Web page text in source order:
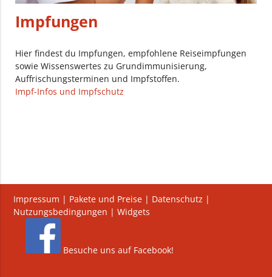
Impfungen
Hier findest du Impfungen, empfohlene Reiseimpfungen
sowie Wissenswertes zu Grundimmunisierung,
Auffrischungsterminen und Impfstoffen.
Impf-Infos und Impfschutz
Impressum | Pakete und Preise | Datenschutz |
Nutzungsbedingungen |Widgets
Besuche uns auf Facebook!